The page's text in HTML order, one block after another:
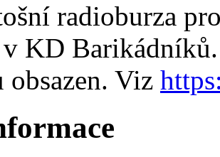
radioburza
KD
obsazen. Viz